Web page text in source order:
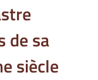
de sa
siècle